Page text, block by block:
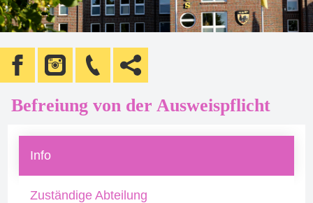
Befreiung von der Ausweispflicht
Info
Zuständige Abteilung